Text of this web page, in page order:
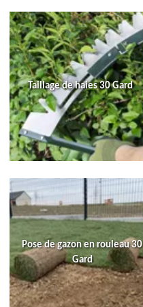
Taillage de haies 30 Gard
Pose de gazon en rouleau 30
Gard